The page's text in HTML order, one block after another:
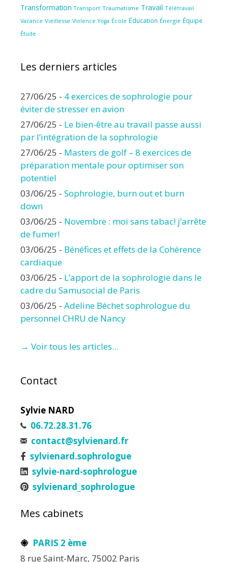
Transformation Transport Traumatisme Travail Télétravail
Vacance Vieillesse Violence Yoga École Éducation Énergie Équipe
Étude
Les derniers articles
27/06/25 - 4 exercices de sophrologie pour
éviter de stresser en avion
27/06/25 - Le bien-être au travail passe aussi
par l’intégration de la sophrologie
27/06/25 - Masters de golf – 8 exercices de
préparation mentale pour optimiser son
potentiel
03/06/25 - Sophrologie, burn out et burn
down
03/06/25 - Novembre : moi sans tabac! j’arrête
de fumer!
03/06/25 - Bénéfices et effets de la Cohérence
cardiaque
03/06/25 - L’apport de la sophrologie dans le
cadre du Samusocial de Paris
03/06/25 - Adeline Béchet sophrologue du
personnel CHRU de Nancy
→ Voir tous les articles...
Contact
Sylvie NARD
06.72.28.31.76
contact@sylvienard.fr
sylvienard.sophrologue
sylvie-nard-sophrologue
sylvienard_sophrologue
Mes cabinets
PARIS 2 ème
8 rue Saint-Marc, 75002 Paris